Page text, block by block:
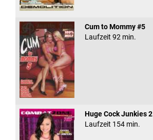
Cum to Mommy #5
Laufzeit 92 min.
Huge Cock Junkies 2
Laufzeit 154 min.